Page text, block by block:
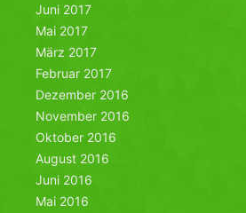
Juni 2017
Mai 2017
März 2017
Februar 2017
Dezember 2016
November 2016
Oktober 2016
August 2016
Juni 2016
Mai 2016